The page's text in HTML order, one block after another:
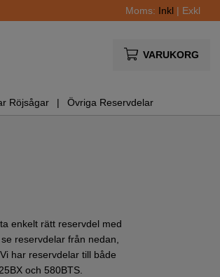
Moms: Inkl | Exkl
VARUKORG
Röjsågar Övriga Reservdelar
enkelt rätt reservdel med
reservdelar från nedan,
har reservdelar till både
och 580BTS.